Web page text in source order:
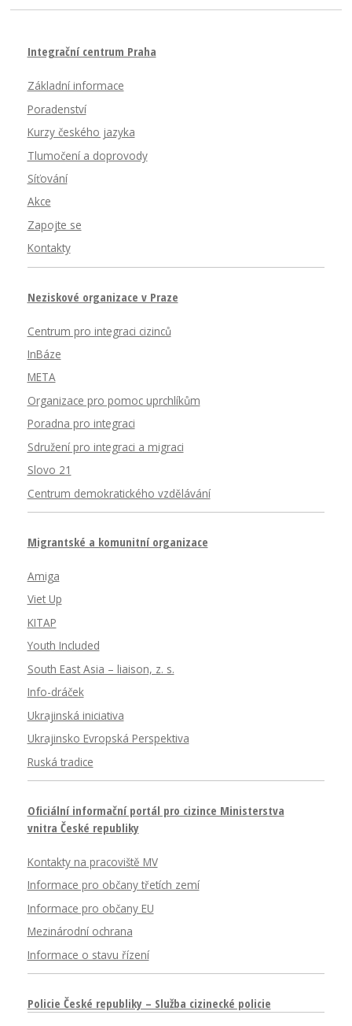
Integrační centrum Praha
Základní informace
Poradenství
Kurzy českého jazyka
Tlumočení a doprovody
Síťování
Akce
Zapojte se
Kontakty
Neziskové organizace v Praze
Centrum pro integraci cizinců
InBáze
META
Organizace pro pomoc uprchlíkům
Poradna pro integraci
Sdružení pro integraci a migraci
Slovo 21
Centrum demokratického vzdělávání
Migrantské a komunitní organizace
Amiga
Viet Up
KITAP
Youth Included
South East Asia – liaison, z. s.
Info-dráček
Ukrajinská iniciativa
Ukrajinsko Evropská Perspektiva
Ruská tradice
Oficiální informační portál pro cizince Ministerstva
vnitra České republiky
Kontakty na pracoviště MV
Informace pro občany třetích zemí
Informace pro občany EU
Mezinárodní ochrana
Informace o stavu řízení
Policie České republiky – Služba cizinecké policie